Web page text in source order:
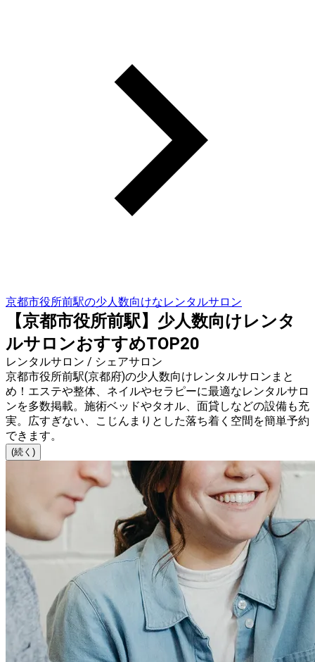
京都市役所前駅の少人数向けなレンタルサロン
【京都市役所前駅】少人数向けレンタ
ルサロンおすすめTOP20
レンタルサロン / シェアサロン
京都市役所前駅(京都府)の少人数向けレンタルサロンまと
め！エステや整体、ネイルやセラピーに最適なレンタルサロ
ンを多数掲載。施術ベッドやタオル、面貸しなどの設備も充
実。広すぎない、こじんまりとした落ち着く空間を簡単予約
できます。
(続く)